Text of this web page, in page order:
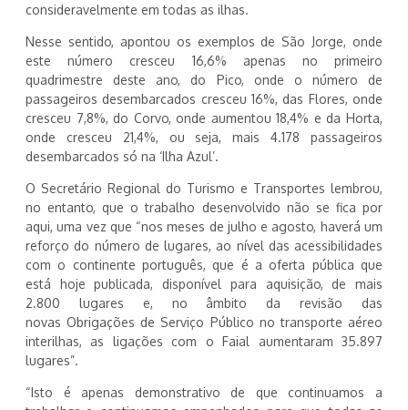
consideravelmente em todas as ilhas.
Nesse sentido, apontou os exemplos de São Jorge, onde
este número cresceu 16,6% apenas no primeiro
quadrimestre deste ano, do Pico, onde o número de
passageiros desembarcados cresceu 16%, das Flores, onde
cresceu 7,8%, do Corvo, onde aumentou 18,4% e da Horta,
onde cresceu 21,4%, ou seja, mais 4.178 passageiros
desembarcados só na ‘Ilha Azul’.
O Secretário Regional do Turismo e Transportes lembrou,
no entanto, que o trabalho desenvolvido não se fica por
aqui, uma vez que “nos meses de julho e agosto, haverá um
reforço do número de lugares, ao nível das acessibilidades
com o continente português, que é a oferta pública que
está hoje publicada, disponível para aquisição, de mais
2.800 lugares e, no âmbito da revisão das
novas Obrigações de Serviço Público no transporte aéreo
interilhas, as ligações com o Faial aumentaram 35.897
lugares”.
“Isto é apenas demonstrativo de que continuamos a